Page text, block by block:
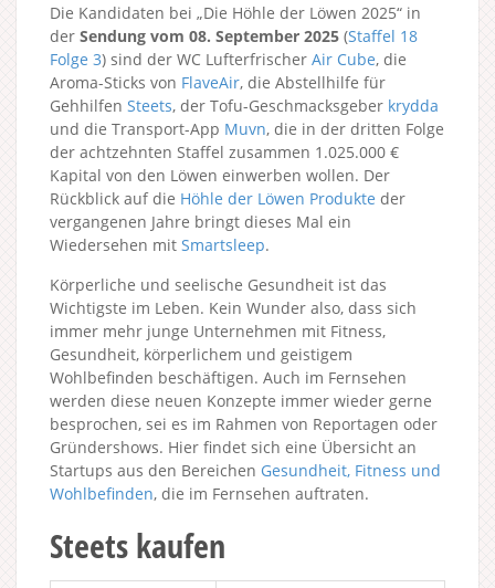
Die Kandidaten bei „Die Höhle der Löwen 2025“ in
der Sendung vom 08. September 2025 (Staffel 18
Folge 3) sind der WC Lufterfrischer Air Cube, die
Aroma-Sticks von FlaveAir, die Abstellhilfe für
Gehhilfen Steets, der Tofu-Geschmacksgeber krydda
und die Transport-App Muvn, die in der dritten Folge
der achtzehnten Staffel zusammen 1.025.000 €
Kapital von den Löwen einwerben wollen. Der
Rückblick auf die Höhle der Löwen Produkte der
vergangenen Jahre bringt dieses Mal ein
Wiedersehen mit Smartsleep.
Körperliche und seelische Gesundheit ist das
Wichtigste im Leben. Kein Wunder also, dass sich
immer mehr junge Unternehmen mit Fitness,
Gesundheit, körperlichem und geistigem
Wohlbefinden beschäftigen. Auch im Fernsehen
werden diese neuen Konzepte immer wieder gerne
besprochen, sei es im Rahmen von Reportagen oder
Gründershows. Hier findet sich eine Übersicht an
Startups aus den Bereichen Gesundheit, Fitness und
Wohlbefinden, die im Fernsehen auftraten.
Steets kaufen